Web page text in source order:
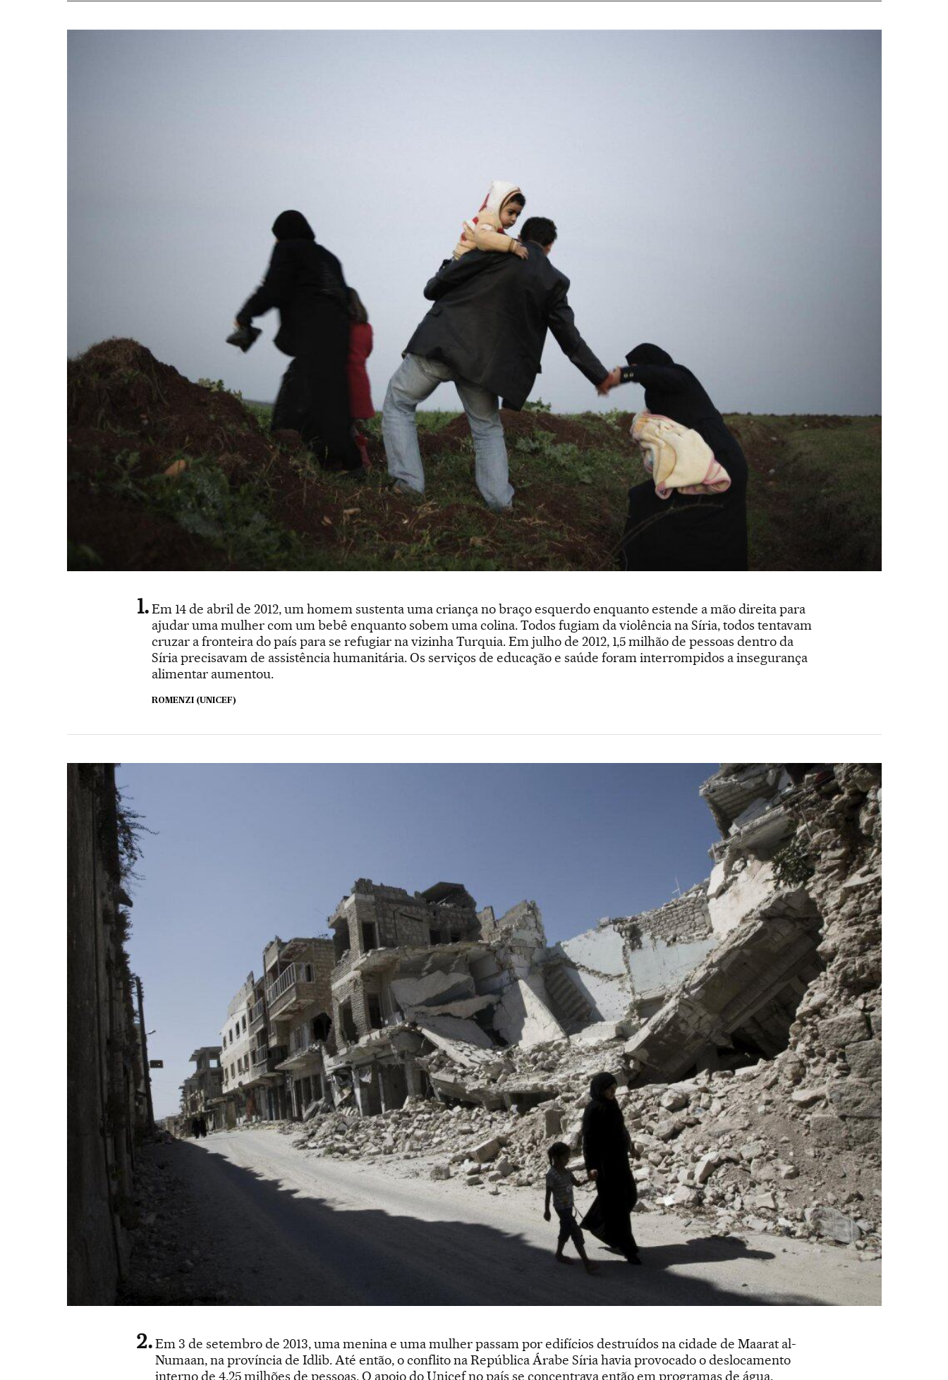
Em 14 de abril de 2012, um homem sustenta uma criança no braço esquerdo enquanto estende a mão direita para
ajudar uma mulher com um bebê enquanto sobem uma colina. Todos fugiam da violência na Síria, todos tentavam
cruzar a fronteira do país para se refugiar na vizinha Turquia. Em julho de 2012, 1,5 milhão de pessoas dentro da
Síria precisavam de assistência humanitária. Os serviços de educação e saúde foram interrompidos a insegurança
alimentar aumentou.
ROMENZI (UNICEF)
Em 3 de setembro de 2013, uma menina e uma mulher passam por edifícios destruídos na cidade de Maarat al-
Numaan, na província de Idlib. Até então, o conflito na República Árabe Síria havia provocado o deslocamento
interno de 4,25 milhões de pessoas. O apoio do Unicef no país se concentrava então em programas de água,